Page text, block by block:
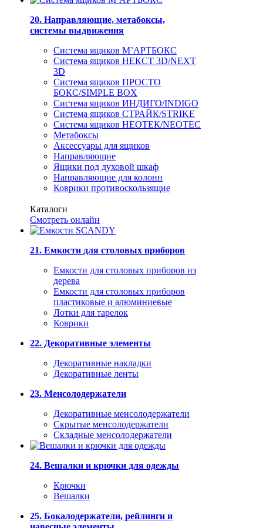
20. Направляющие, метабоксы,
системы выдвижения
Система ящиков М’АРТБОКС
Система ящиков НЕКСТ 3D/NEXT
3D
Система ящиков ПРОСТО
БОКС/SIMPLE BOX
Система ящиков ИНДИГО/INDIGO
Система ящиков СТРАЙК/STRIKE
Система ящиков НЕОТЕК/NEOTEC
Метабоксы
Аксессуары для ящиков
Направляющие
Ящики под духовой шкаф
Направляющие для колонн
Коврики противоскользящие
Каталоги
Смотреть онлайн
21. Емкости для столовых приборов
Емкости для столовых приборов из
дерева
Емкости для столовых приборов
пластиковые и алюминиевые
Лотки для тарелок
Коврики
22. Декоративные элементы
Декоративные накладки
Декоративные ленты
23. Менсолодержатели
Декоративные менсолодержатели
Скрытые менсолодержатели
Складные менсолодержатели
24. Вешалки и крючки для одежды
Крючки
Вешалки
25. Бокалодержатели, рейлинги и